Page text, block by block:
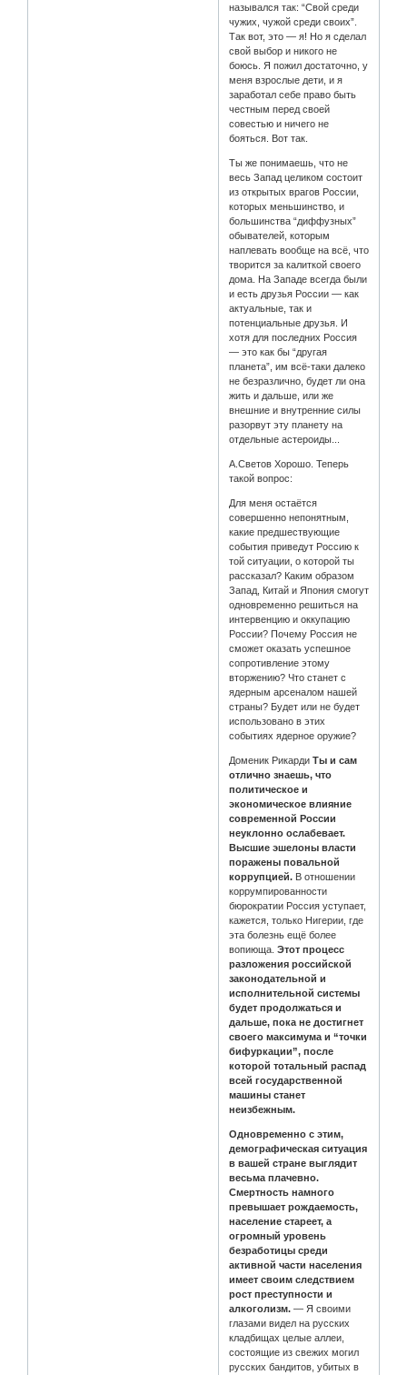
назывался так: “Свой среди
чужих, чужой среди своих”.
Так вот, это — я! Но я сделал
свой выбор и никого не
боюсь. Я пожил достаточно, у
меня взрослые дети, и я
заработал себе право быть
честным перед своей
совестью и ничего не
бояться. Вот так.
Ты же понимаешь, что не
весь Запад целиком состоит
из открытых врагов России,
которых меньшинство, и
большинства “диффузных”
обывателей, которым
наплевать вообще на всё, что
творится за калиткой своего
дома. На Западе всегда были
и есть друзья России — как
актуальные, так и
потенциальные друзья. И
хотя для последних Россия
— это как бы “другая
планета”, им всё-таки далеко
не безразлично, будет ли она
жить и дальше, или же
внешние и внутренние силы
разорвут эту планету на
отдельные астероиды...
А.Светов Хорошо. Теперь
такой вопрос:
Для меня остаётся
совершенно непонятным,
какие предшествующие
события приведут Россию к
той ситуации, о которой ты
рассказал? Каким образом
Запад, Китай и Япония смогут
одновременно решиться на
интервенцию и оккупацию
России? Почему Россия не
сможет оказать успешное
сопротивление этому
вторжению? Что станет с
ядерным арсеналом нашей
страны? Будет или не будет
использовано в этих
событиях ядерное оружие?
Доменик РикардиТы и сам
отлично знаешь, что
политическое и
экономическое влияние
современной России
неуклонно ослабевает.
Высшие эшелоны власти
поражены повальной
коррупцией. В отношении
коррумпированности
бюрократии Россия уступает,
кажется, только Нигерии, где
эта болезнь ещё более
вопиюща.Этот процесс
разложения российской
законодательной и
исполнительной системы
будет продолжаться и
дальше, пока не достигнет
своего максимума и “точки
бифуркации”, после
которой тотальный распад
всей государственной
машины станет
неизбежным.
Одновременно с этим,
демографическая ситуация
в вашей стране выглядит
весьма плачевно.
Смертность намного
превышает рождаемость,
население стареет, а
огромный уровень
безработицы среди
активной части населения
имеет своим следствием
рост преступности и
алкоголизм.— Я своими
глазами видел на русских
кладбищах целые аллеи,
состоящие из свежих могил
русских бандитов, убитых в